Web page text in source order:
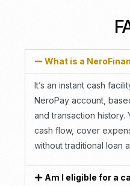
What is a
It’s an instant cash
NeroPay account,
and transaction history.
cash flow, cover
without traditional loan
Am I eligible for a